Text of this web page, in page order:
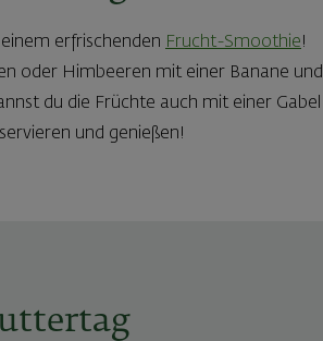
erfrischenden Frucht-Smoothie!
oder Himbeeren mit einer Banane und
du die Früchte auch mit einer Gabel
und genießen!